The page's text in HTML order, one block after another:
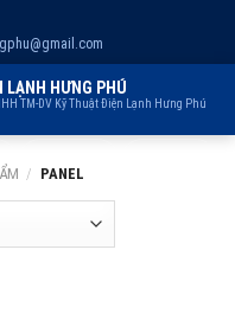
LẠNH HƯNG PHÚ
TM-DV Kỹ Thuật Điện Lạnh Hưng Phú
/ PANEL